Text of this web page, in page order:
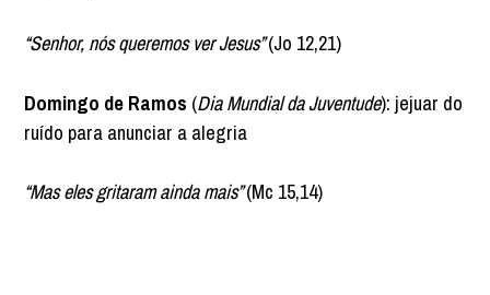
“Senhor, nós queremos ver Jesus”(Jo 12,21)
Domingo de Ramos (Dia Mundial da Juventude): jejuar do
ruído para anunciar a alegria
“Mas eles gritaram ainda mais”(Mc 15,14)